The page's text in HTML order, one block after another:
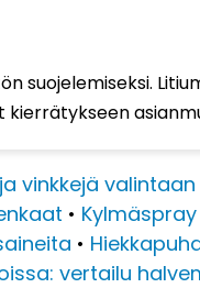
suojelemiseksi.
vinkkejä valintaan
•
•
vertailu